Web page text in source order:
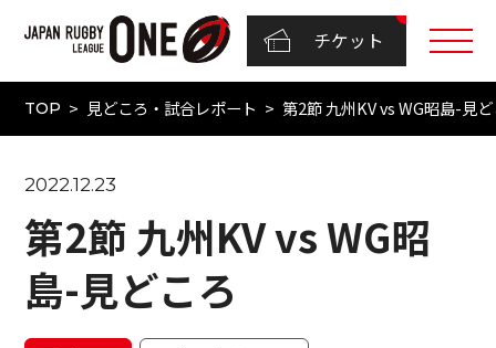
チケット
TOP 見どころ・試合レポート 第2節 九州KV vs WG昭島-見
2022.12.23
第2節 九州KV vs WG昭
島-見どころ